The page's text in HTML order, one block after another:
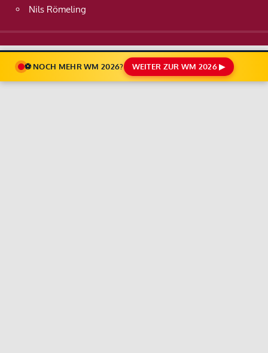
Nils Römeling
⚽ NOCH MEHR WM 2026? WEITER ZUR WM 2026 ▶